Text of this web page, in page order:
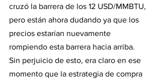
cruzó la barrera de los 12 USD/MMBTU,
pero están ahora dudando ya que los
precios estarían nuevamente
rompiendo esta barrera hacia arriba.
Sin perjuicio de esto, era claro en ese
momento que la estrategia de compra